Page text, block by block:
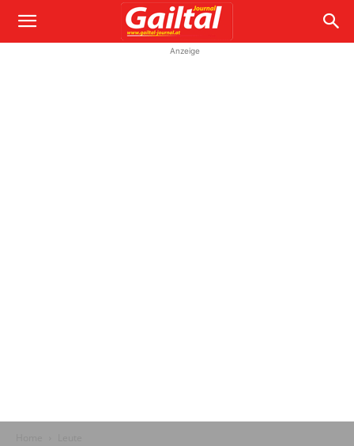
Anzeige